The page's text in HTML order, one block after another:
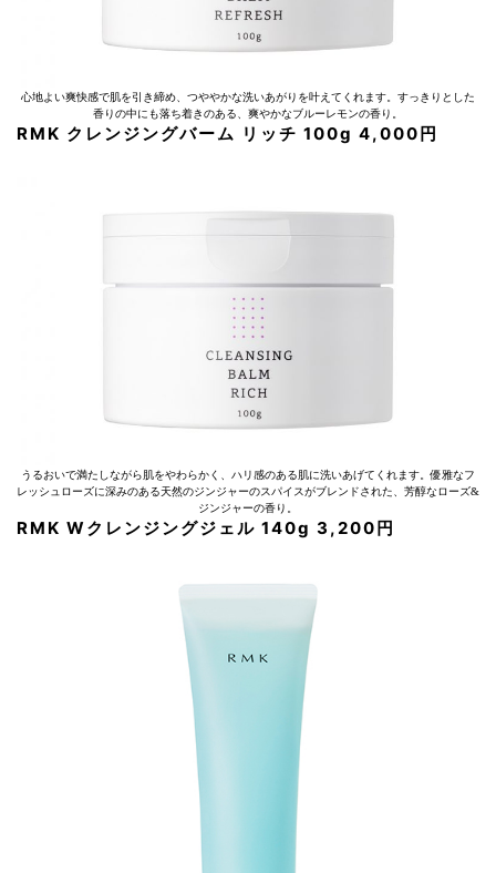
心地よい爽快感で肌を引き締め、つややかな洗いあがりを叶えてくれます。すっきりとした
香りの中にも落ち着きのある、爽やかなブルーレモンの香り。
RMK クレンジングバーム リッチ 100g 4,000円
うるおいで満たしながら肌をやわらかく、ハリ感のある肌に洗いあげてくれます。優雅なフ
レッシュローズに深みのある天然のジンジャーのスパイスがブレンドされた、芳醇なローズ&
ジンジャーの香り。
RMK Wクレンジングジェル 140g 3,200円